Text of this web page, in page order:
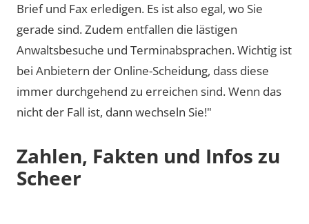
Brief und Fax erledigen. Es ist also egal, wo Sie
gerade sind. Zudem entfallen die lästigen
Anwaltsbesuche und Terminabsprachen. Wichtig ist
bei Anbietern der Online-Scheidung, dass diese
immer durchgehend zu erreichen sind. Wenn das
nicht der Fall ist, dann wechseln Sie!"
Zahlen, Fakten und Infos zu
Scheer